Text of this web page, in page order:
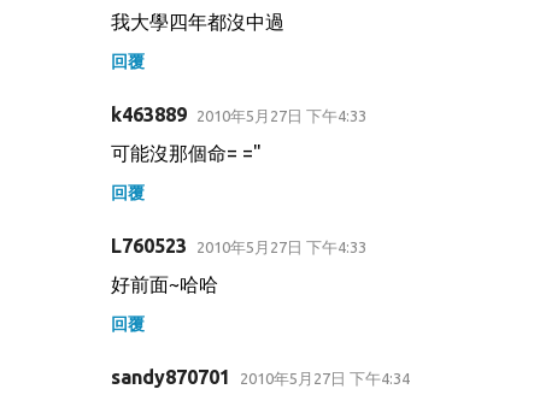
我大學四年都沒中過
回覆
k463889 2010年5月27日 下午4:33
可能沒那個命= ="
回覆
L760523 2010年5月27日 下午4:33
好前面~哈哈
回覆
sandy870701 2010年5月27日 下午4:34